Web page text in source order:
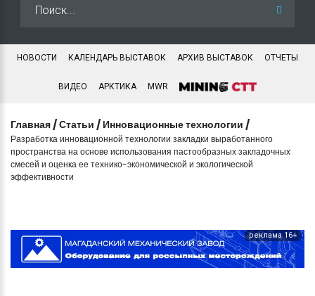
НОВОСТИ КАЛЕНДАРЬ ВЫСТАВОК АРХИВ ВЫСТАВОК ОТЧЕТЫ
ВИДЕО АРКТИКА MWR
Главная /Статьи / Инновационные технологии /
Разработка инновационной технологии закладки выработанного
пространства на основе использования пастообразных закладочных
смесей и оценка ее технико-экономической и экологической
эффективности
реклама 16+